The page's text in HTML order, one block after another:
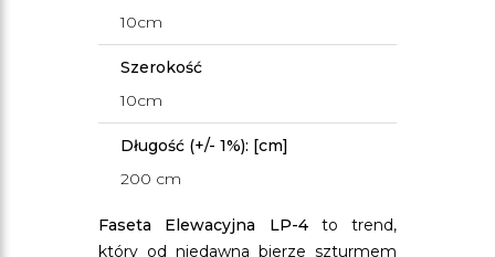
10cm
Szerokość
10cm
Długość (+/- 1%): [cm]
200 cm
Faseta Elewacyjna LP-4to trend,
który od niedawna bierze szturmem